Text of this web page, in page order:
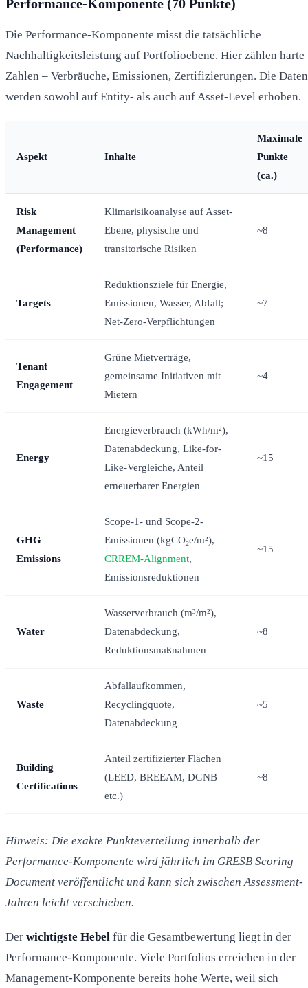
Performance-Komponente (70 Punkte)
Die Performance-Komponente misst die tatsächliche
Nachhaltigkeitsleistung auf Portfolioebene. Hier zählen harte
Zahlen – Verbräuche, Emissionen, Zertifizierungen. Die Daten
werden sowohl auf Entity- als auch auf Asset-Level erhoben.
Aspekt Inhalte
Maximale
Punkte
(ca.)
Risk
Management
(Performance)
Klimarisikoanalyse auf Asset-
Ebene, physische und
transitorische Risiken
~8
Targets
Reduktionsziele für Energie,
Emissionen, Wasser, Abfall;
Net-Zero-Verpflichtungen
~7
Tenant
Engagement
Grüne Mietverträge,
gemeinsame Initiativen mit
Mietern
~4
Energy
Energieverbrauch (kWh/m²),
Datenabdeckung, Like-for-
Like-Vergleiche, Anteil
erneuerbarer Energien
~15
GHG
Emissions
Scope-1- und Scope-2-
Emissionen (kgCO₂e/m²),
CRREM-Alignment,
Emissionsreduktionen
~15
Water
Wasserverbrauch (m³/m²),
Datenabdeckung,
Reduktionsmaßnahmen
~8
Waste
Abfallaufkommen,
Recyclingquote,
Datenabdeckung
~5
Building
Certifications
Anteil zertifizierter Flächen
(LEED, BREEAM, DGNB
etc.)
~8
Hinweis: Die exakte Punkteverteilung innerhalb der
Performance-Komponente wird jährlich im GRESB Scoring
Document veröffentlicht und kann sich zwischen Assessment-
Jahren leicht verschieben.
Der wichtigste Hebel für die Gesamtbewertung liegt in der
Performance-Komponente. Viele Portfolios erreichen in der
Management-Komponente bereits hohe Werte, weil sich